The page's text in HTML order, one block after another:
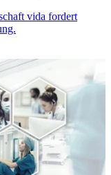
vida fordert